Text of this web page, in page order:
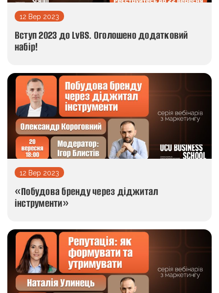
12 Вер 2023
Вступ 2023 до LvBS. Оголошено додатковий
набір!
12 Вер 2023
«Побудова бренду через діджитал
інструменти»